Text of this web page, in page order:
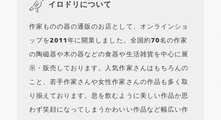
イロドリについて
作家ものの器の通販のお店として、オンラインショ
ップを2011年に開業しました。全国約70名の作家
の陶磁器や木の器などの食器や生活雑貨を中心に展
示・販売しております。人気作家さんはもちろんの
こと、若手作家さんや女性作家さんの作品も多く取
り揃えております。息を飲むように美しい作品か思
わず笑顔になってしまうかわいい作品など幅広い作